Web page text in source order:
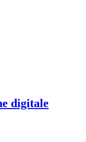
digitale